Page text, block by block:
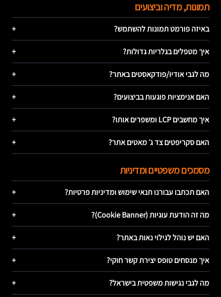
תמונות, מדיה וביצועים
באיזה פורמט תמונות להשתמש? +
איך מטפלים בגלריות גדולות? +
מה לגבי אודיו/פודקאסטים באתר? +
האם אנימציות פוגעות בביצועים? +
איך מחשבים LCP ומשפרים אותו? +
האם סקריפטים צד ג׳ מאטים אתר? +
מסמכים משפטיים ומדיניות
האם תכתבו עבורנו תנאי שימוש ומדיניות פרטיות? +
מה זה הודעת עוגיות (Cookie Banner)? +
האם יש נוהל לגילוי נאות באתר? +
איך מנסחים טופס יצירת קשר חוקי? +
מה לגבי נגישות משפטית בישראל? +